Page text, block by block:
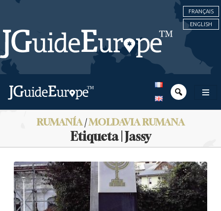
FRANÇAIS
ENGLISH
RUMANÍA/MOLDAVIA RUMANA
Etiqueta | Jassy